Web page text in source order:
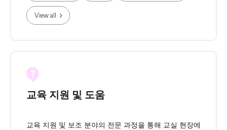
View all
교육 지원 및 도움
교육 지원 및 보조 분야의 전문 과정을 통해 교실 현장에